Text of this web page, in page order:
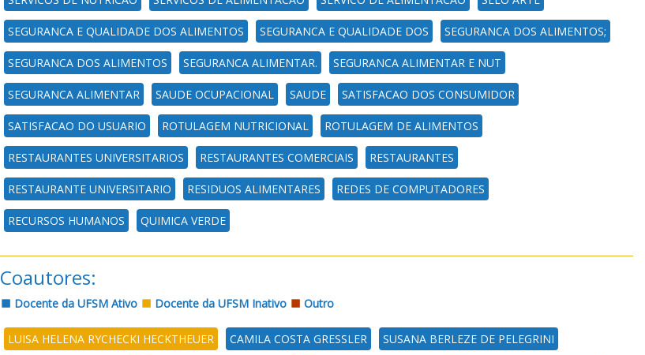
SEGURANCA E QUALIDADE DOS ALIMENTOS SEGURANCA E QUALIDADE DOS SEGURANCA DOS ALIMENTOS;
SEGURANCA DOS ALIMENTOS SEGURANCA ALIMENTAR. SEGURANCA ALIMENTAR E NUT
SEGURANCA ALIMENTAR SAUDE OCUPACIONAL SAUDE SATISFACAO DOS CONSUMIDOR
SATISFACAO DO USUARIO ROTULAGEM NUTRICIONAL ROTULAGEM DE ALIMENTOS
RESTAURANTES UNIVERSITARIOS RESTAURANTES COMERCIAIS RESTAURANTES
RESTAURANTE UNIVERSITARIO RESIDUOS ALIMENTARES REDES DE COMPUTADORES
RECURSOS HUMANOS QUIMICA VERDE
Coautores:
Docente da UFSM Ativo Docente da UFSM Inativo Outro
LUISA HELENA RYCHECKI HECKTHEUER CAMILA COSTA GRESSLER SUSANA BERLEZE DE PELEGRINI